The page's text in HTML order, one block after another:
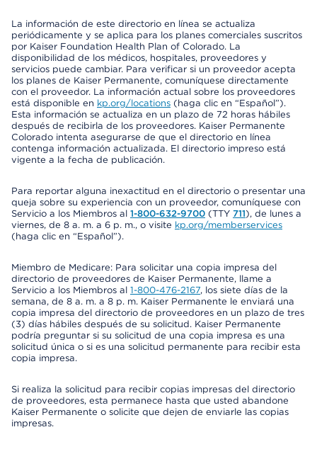
La información de este directorio en línea se actualiza
periódicamente y se aplica para los planes comerciales suscritos
por Kaiser Foundation Health Plan of Colorado. La
disponibilidad de los médicos, hospitales, proveedores y
servicios puede cambiar. Para verificar si un proveedor acepta
los planes de Kaiser Permanente, comuníquese directamente
con el proveedor. La información actual sobre los proveedores
está disponible en kp.org/locations (haga clic en “Español”).
Esta información se actualiza en un plazo de 72 horas hábiles
después de recibirla de los proveedores. Kaiser Permanente
Colorado intenta asegurarse de que el directorio en línea
contenga información actualizada. El directorio impreso está
vigente a la fecha de publicación.
Para reportar alguna inexactitud en el directorio o presentar una
queja sobre su experiencia con un proveedor, comuníquese con
Servicio a los Miembros al 1-800-632-9700 (TTY 711), de lunes a
viernes, de 8 a. m. a 6 p. m., o visite kp.org/memberservices
(haga clic en “Español”).
Miembro de Medicare: Para solicitar una copia impresa del
directorio de proveedores de Kaiser Permanente, llame a
Servicio a los Miembros al 1-800-476-2167, los siete días de la
semana, de 8 a. m. a 8 p. m. Kaiser Permanente le enviará una
copia impresa del directorio de proveedores en un plazo de tres
(3) días hábiles después de su solicitud. Kaiser Permanente
podría preguntar si su solicitud de una copia impresa es una
solicitud única o si es una solicitud permanente para recibir esta
copia impresa.
Si realiza la solicitud para recibir copias impresas del directorio
de proveedores, esta permanece hasta que usted abandone
Kaiser Permanente o solicite que dejen de enviarle las copias
impresas.